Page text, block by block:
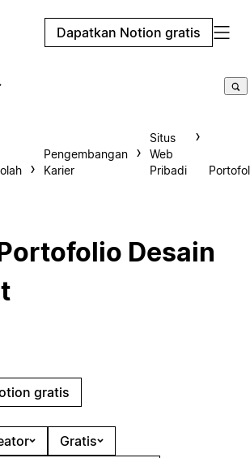
Dapatkan Notion gratis
Pengembangan
Karier
Situs
Web
Pribadi
Desain
gratis
Gratis